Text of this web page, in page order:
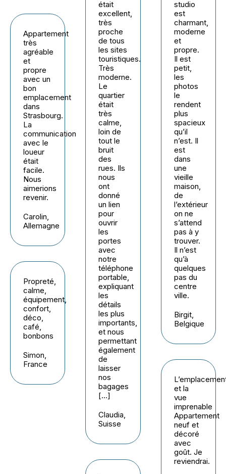
Appartement
très
agréable
et
propre
avec un
bon
emplacement
dans
Strasbourg.
La
communication
avec le
loueur
était
facile.
Nous
aimerions
revenir.
Carolin,
Allemagne
Propreté,
calme,
équipement,
confort,
déco,
café,
bonbons
Simon,
France
était
excellent,
très
proche
de tous
les sites
touristiques.
Très
moderne.
Le
quartier
était
très
calme,
loin de
tout le
bruit
des
rues. Ils
nous
ont
donné
un lien
pour
ouvrir
les
portes
avec
notre
téléphone
portable,
expliquant
les
détails
les plus
importants,
et nous
permettant
également
de
laisser
nos
bagages
[…]
Claudia,
Suisse
studio
est
charmant,
moderne
et
propre.
Il est
petit,
les
photos
le
rendent
plus
spacieux
qu’il
n’est. Il
est
dans
une
vieille
maison,
de
l’extérieur
on ne
s’attend
pas à y
trouver.
Il n’est
qu’à
quelques
pas du
centre
ville.
Birgit,
Belgique
et la
vue
imprenable
Appartement
neuf et
décoré
avec
goût. Je
reviendrai.